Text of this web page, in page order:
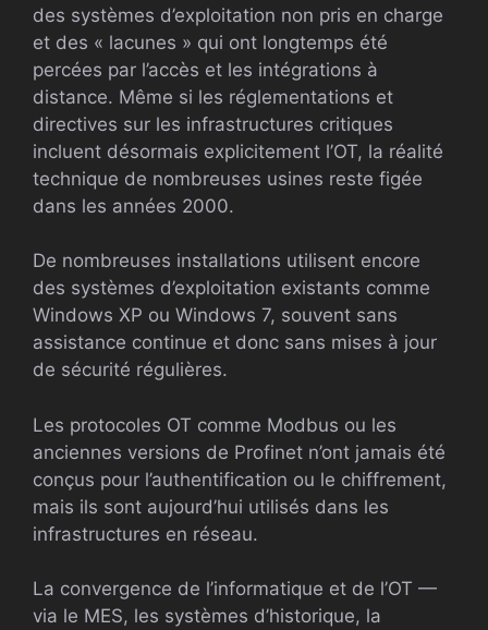
des systèmes d’exploitation non pris en charge
et des « lacunes » qui ont longtemps été
percées par l’accès et les intégrations à
distance. Même si les réglementations et
directives sur les infrastructures critiques
incluent désormais explicitement l’OT, la réalité
technique de nombreuses usines reste figée
dans les années 2000.
De nombreuses installations utilisent encore
des systèmes d’exploitation existants comme
Windows XP ou Windows 7, souvent sans
assistance continue et donc sans mises à jour
de sécurité régulières.
Les protocoles OT comme Modbus ou les
anciennes versions de Profinet n’ont jamais été
conçus pour l’authentification ou le chiffrement,
mais ils sont aujourd’hui utilisés dans les
infrastructures en réseau.
La convergence de l’informatique et de l’OT —
via le MES, les systèmes d’historique, la